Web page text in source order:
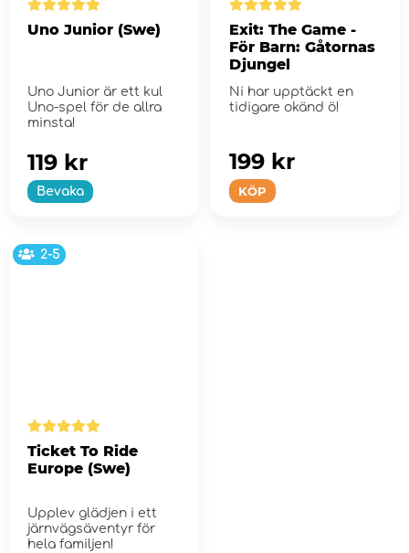
Uno Junior (Swe)
Uno Junior är ett kul
Uno-spel för de allra
minsta!
Bevaka
119 kr
Exit: The Game -
För Barn: Gåtornas
Djungel
Ni har upptäckt en
tidigare okänd ö!
KÖP
199 kr
2-5
Ticket To Ride
Europe (Swe)
Upplev glädjen i ett
järnvägsäventyr för
hela familjen!